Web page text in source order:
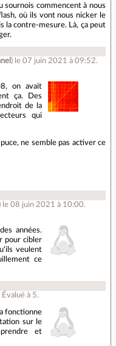
sournois commencent à nous
où ils vont nous nicker le
la contre-mesure. Là, ça peut
) le 07 juin 2021 à 09:52.
on avait
ça. Des
de la
qui
ne semble pas activer ce
) le 08 juin 2021 à 10:00.
années.
pour cibler
veulent
ce
Évalué à 5.
fonctionne
sur le
et